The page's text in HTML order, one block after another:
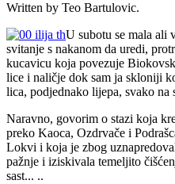
Written by Teo Bartulovic.
U subotu se mala ali
svitanje s nakanom da uredi,
kucavicu koja povezuje
lice i naličje dok sam ja skloniji
lica, podjednako lijepa, svako na
Naravno, govorim o stazi koja
preko Kaoca, Ozdrvače i
Lokvi i koja je zbog
pažnje i iziskivala temeljito
sast... ..